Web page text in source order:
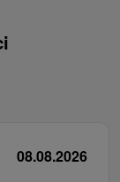
08.08.2026